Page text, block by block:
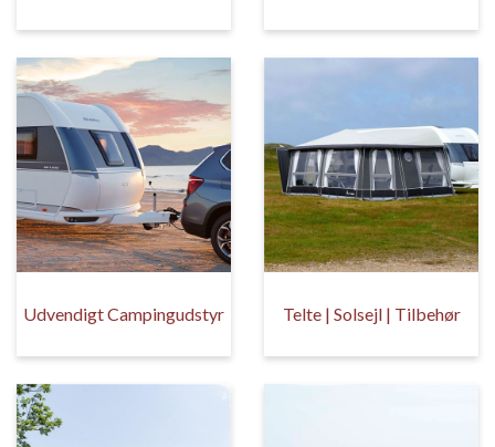
Udvendigt Campingudstyr Telte | Solsejl | Tilbehør